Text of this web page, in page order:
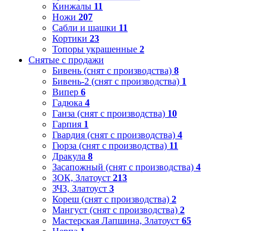
Кинжалы 11
Ножи 207
Сабли и шашки 11
Кортики 23
Топоры украшенные 2
Снятые с продажи
Бивень (снят с производства) 8
Бивень-2 (снят с производства) 1
Випер 6
Гадюка 4
Ганза (снят с производства) 10
Гарпия 1
Гвардия (снят с производства) 4
Гюрза (снят с производства) 11
Дракула 8
Засапожный (снят с производства) 4
ЗОК, Златоуст 213
ЗЧЗ, Златоуст 3
Кореш (снят с производства) 2
Мангуст (снят с производства) 2
Мастерская Лапшина, Златоуст 65